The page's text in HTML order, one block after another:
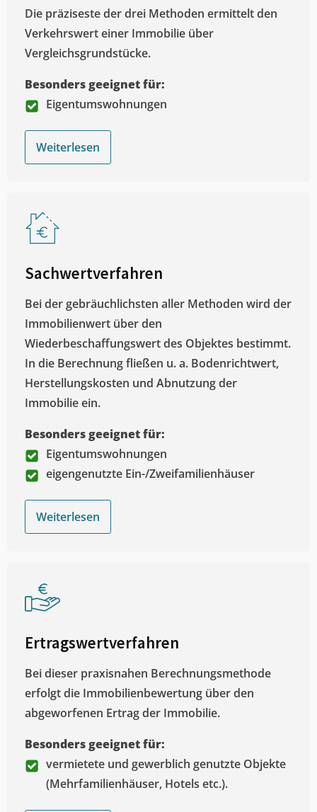
Die präziseste der drei Methoden ermittelt den
Verkehrswert einer Immobilie über
Vergleichsgrundstücke.
Besonders geeignet für:
Eigentumswohnungen
Weiterlesen
Sachwertverfahren
Bei der gebräuchlichsten aller Methoden wird der
Immobilienwert über den
Wiederbeschaffungswert des Objektes bestimmt.
In die Berechnung fließen u. a. Bodenrichtwert,
Herstellungskosten und Abnutzung der
Immobilie ein.
Besonders geeignet für:
Eigentumswohnungen
eigengenutzte Ein-/Zweifamilienhäuser
Weiterlesen
Ertragswertverfahren
Bei dieser praxisnahen Berechnungsmethode
erfolgt die Immobilienbewertung über den
abgeworfenen Ertrag der Immobilie.
Besonders geeignet für:
vermietete und gewerblich genutzte Objekte
(Mehrfamilienhäuser, Hotels etc.).